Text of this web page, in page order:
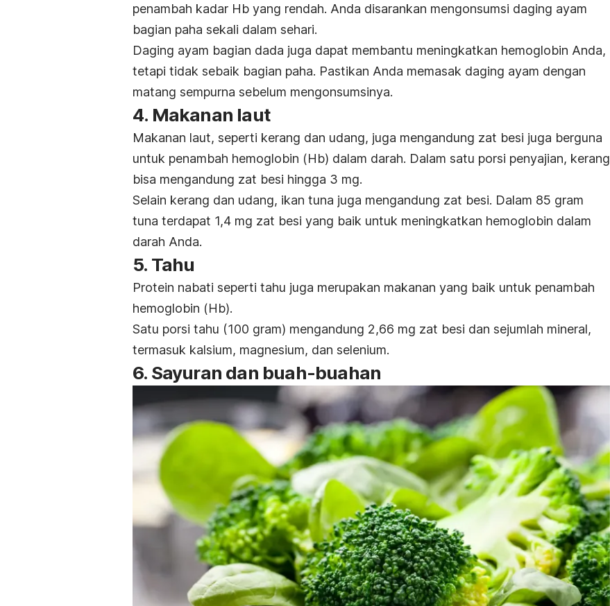
penambah kadar Hb yang rendah. Anda disarankan mengonsumsi daging ayam
bagian paha sekali dalam sehari.
Daging ayam bagian dada juga dapat membantu meningkatkan hemoglobin Anda,
tetapi tidak sebaik bagian paha. Pastikan Anda memasak daging ayam dengan
matang sempurna sebelum mengonsumsinya.
4. Makanan laut
Makanan laut, seperti kerang dan udang, juga mengandung zat besi juga berguna
untuk penambah hemoglobin (Hb) dalam darah. Dalam satu porsi penyajian, kerang
bisa mengandung zat besi hingga 3 mg.
Selain kerang dan udang, ikan tuna juga mengandung zat besi. Dalam 85 gram
tuna terdapat 1,4 mg zat besi yang baik untuk meningkatkan hemoglobin dalam
darah Anda.
5. Tahu
Protein nabati seperti tahu juga merupakan makanan yang baik untuk penambah
hemoglobin (Hb).
Satu porsi tahu (100 gram) mengandung 2,66 mg zat besi dan sejumlah mineral,
termasuk kalsium, magnesium, dan selenium.
6. Sayuran dan buah-buahan